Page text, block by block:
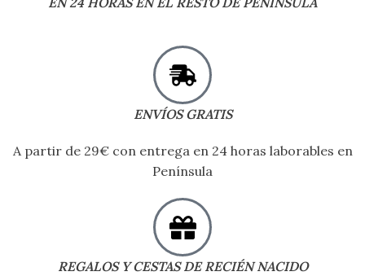
ENVÍOS GRATIS
A partir de 29€ con entrega en 24 horas laborables en
Península
REGALOS Y CESTAS DE RECIÉN NACIDO